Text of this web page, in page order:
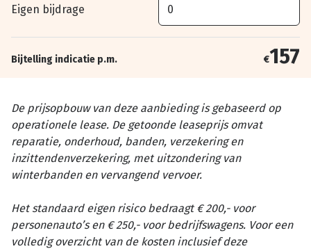
Eigen bijdrage
Bijtelling indicatie p.m. €157
De prijsopbouw van deze aanbieding is gebaseerd op
operationele lease. De getoonde leaseprijs omvat
reparatie, onderhoud, banden, verzekering en
inzittendenverzekering, met uitzondering van
winterbanden en vervangend vervoer.
Het standaard eigen risico bedraagt € 200,- voor
personenauto’s en € 250,- voor bedrijfswagens. Voor een
volledig overzicht van de kosten inclusief deze